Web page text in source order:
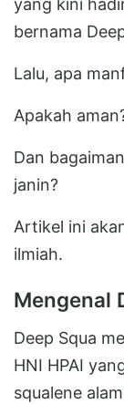
bernama
Lalu, apa
Apakah
Dan
janin?
Artikel ini
ilmiah.
Mengenal
Deep Squa
HNI HPAI
squalene